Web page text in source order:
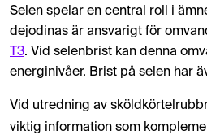
Selen spelar en central roll i
dejodinas är ansvarigt för
T3. Vid selenbrist kan denna
energinivåer. Brist på selen har
Vid utredning av
viktig information som